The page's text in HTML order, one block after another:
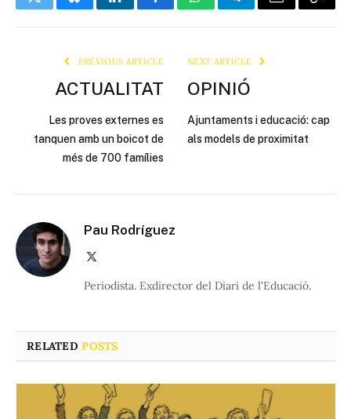
TwitterBlueskyLinkedInFacebookWhatsAppTelegramEmail Copy
PREVIOUS ARTICLE
ACTUALITAT
Les proves externes es
tanquen amb un boicot de
més de 700 famílies
NEXT ARTICLE
OPINIÓ
Ajuntaments i educació: cap
als models de proximitat
Pau Rodríguez
Periodista. Exdirector del Diari de l'Educació.
RELATEDPOSTS